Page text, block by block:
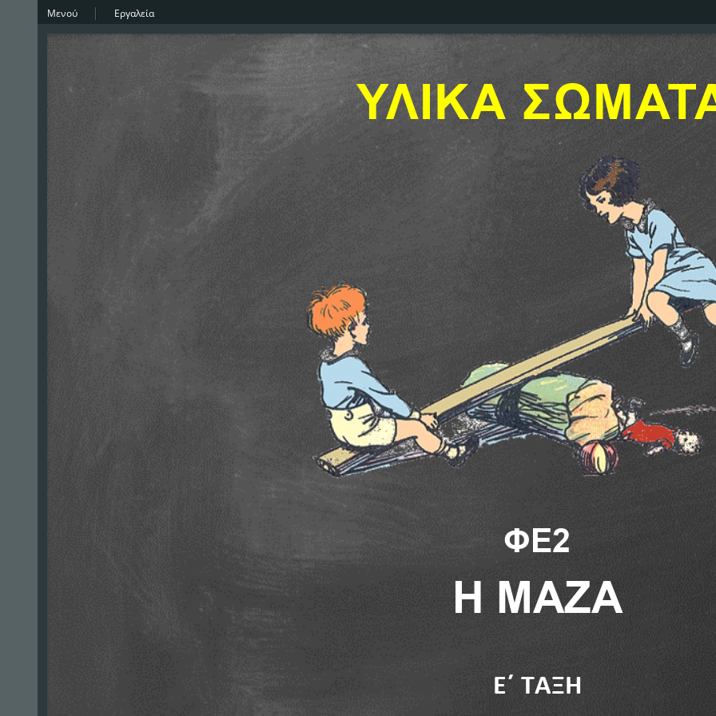
ΥΛΙΚΑ
ΦΕ2
Η ΜΑΖΑ
Ε΄ ΤΑΞΗ
Μενού Εργαλεία